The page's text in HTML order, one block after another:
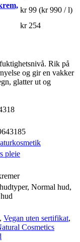
kr 99 (kr 990 / l)
kr 254
Rik på
og gir en vakker
glatter ut og
pleie
Normal hud,
, Vegan uten sertifikat,
Cosmetics